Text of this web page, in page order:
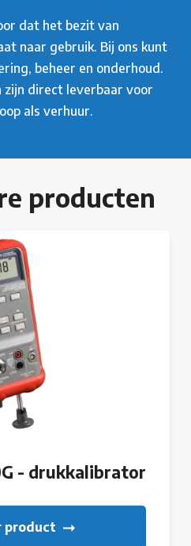
dat het bezit van
naar gebruik. Bij ons kunt
beheer en onderhoud.
zijn direct leverbaar voor
als verhuur.
producten
- drukkalibrator
product